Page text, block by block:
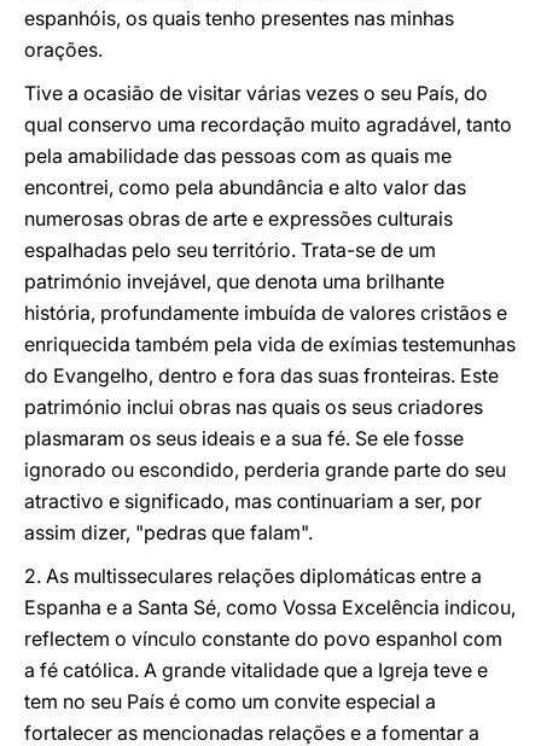
espanhóis, os quais tenho presentes nas minhas
orações.
Tive a ocasião de visitar várias vezes o seu País, do
qual conservo uma recordação muito agradável, tanto
pela amabilidade das pessoas com as quais me
encontrei, como pela abundância e alto valor das
numerosas obras de arte e expressões culturais
espalhadas pelo seu território. Trata-se de um
património invejável, que denota uma brilhante
história, profundamente imbuída de valores cristãos e
enriquecida também pela vida de exímias testemunhas
do Evangelho, dentro e fora das suas fronteiras. Este
património inclui obras nas quais os seus criadores
plasmaram os seus ideais e a sua fé. Se ele fosse
ignorado ou escondido, perderia grande parte do seu
atractivo e significado, mas continuariam a ser, por
assim dizer, "pedras que falam".
2. As multisseculares relações diplomáticas entre a
Espanha e a Santa Sé, como Vossa Excelência indicou,
reflectem o vínculo constante do povo espanhol com
a fé católica. A grande vitalidade que a Igreja teve e
tem no seu País é como um convite especial a
fortalecer as mencionadas relações e a fomentar a